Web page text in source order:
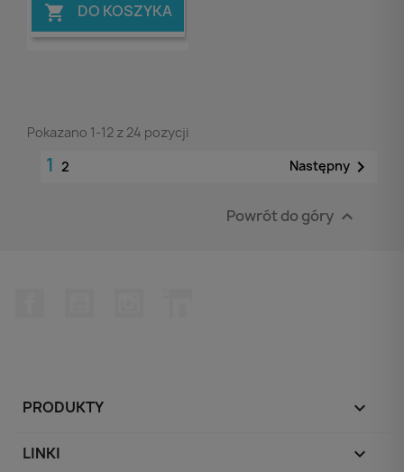
 DO KOSZYKA
Pokazano 1-12 z 24 pozycji
1 2 Następny 
Powrót do góry 
PRODUKTY 
LINKI 